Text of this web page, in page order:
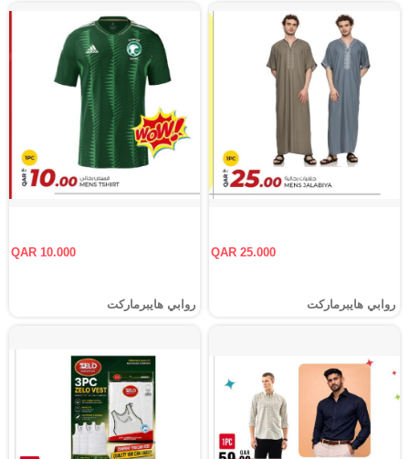
QAR 25.000
روابي هايبرماركت
QAR 10.000
روابي هايبرماركت